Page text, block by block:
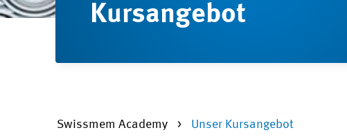
Kursangebot
Swissmem Academy Unser Kursangebot